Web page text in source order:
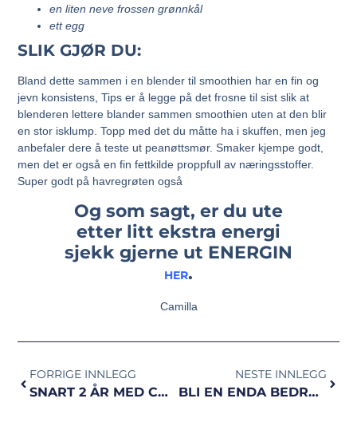
en liten neve frossen grønnkål
ett egg
SLIK GJØR DU:
Bland dette sammen i en blender til smoothien har en fin og
jevn konsistens, Tips er å legge på det frosne til sist slik at
blenderen lettere blander sammen smoothien uten at den blir
en stor isklump. Topp med det du måtte ha i skuffen, men jeg
anbefaler dere å teste ut peanøttsmør. Smaker kjempe godt,
men det er også en fin fettkilde proppfull av næringsstoffer.
Super godt på havregrøten også
Og som sagt, er du ute
etter litt ekstra energi
sjekk gjerne ut ENERGIN
HER.
Camilla
FORRIGE INNLEGG
SNART 2 ÅR MED CØLIAKI
NESTE INNLEGG
BLI EN ENDA BEDRE LØPER MED INTERVALLER!